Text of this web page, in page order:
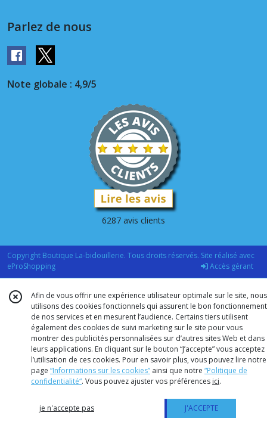
Parlez de nous
Note globale : 4,9/5
6287 avis clients
Copyright Boutique La-bidouillerie. Tous droits réservés. Site réalisé avec
eProShopping
Accès gérant
Afin de vous offrir une expérience utilisateur optimale sur le site, nous
utilisons des cookies fonctionnels qui assurent le bon fonctionnement
de nos services et en mesurent l’audience. Certains tiers utilisent
également des cookies de suivi marketing sur le site pour vous
montrer des publicités personnalisées sur d’autres sites Web et dans
leurs applications. En cliquant sur le bouton “J’accepte” vous acceptez
l’utilisation de ces cookies. Pour en savoir plus, vous pouvez lire notre
page “Informations sur les cookies” ainsi que notre “Politique de
confidentialité“. Vous pouvez ajuster vos préférences ici.
je n'accepte pas J'ACCEPTE